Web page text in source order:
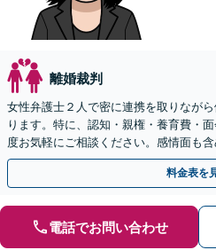
離婚裁判
女性弁護士２人で密に連携を取りなが
ります。特に、認知・親権・養育費・
度お気軽にご相談ください。感情面も
す。
料金表を
電話でお問い合わせ